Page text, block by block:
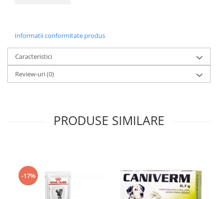
Informatii conformitate produs
Caracteristici
Review-uri(0)
PRODUSE SIMILARE
-17%